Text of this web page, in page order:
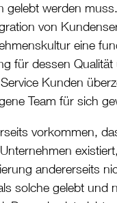
gelebt werden
von
eine
für dessen
Kunden
Team für sich
vorkommen,
andererseits
solche gelebt und